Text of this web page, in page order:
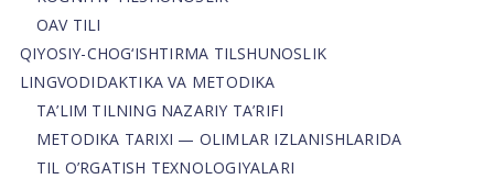
OAV TILI
QIYOSIY-CHOG‘ISHTIRMA TILSHUNOSLIK
LINGVODIDAKTIKA VA METODIKA
TA’LIM TILNING NAZARIY TA’RIFI
METODIKA TARIXI — OLIMLAR IZLANISHLARIDA
TIL O’RGATISH TEXNOLOGIYALARI